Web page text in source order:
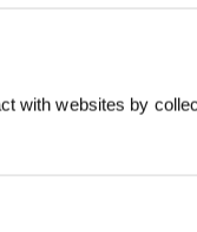
with websites by
carré
faufiler
pas